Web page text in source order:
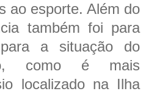
ao esporte. Além do
também foi para
a situação do
como é mais
localizado na Ilha